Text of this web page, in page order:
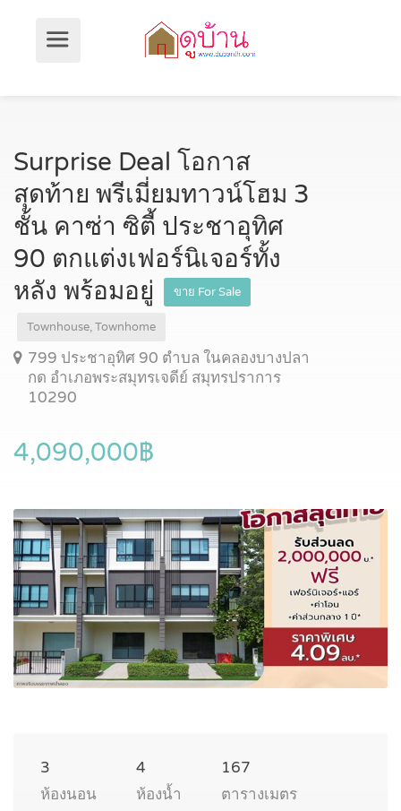
Surprise Deal โอกาส
สุดท้าย พรีเมี่ยมทาวน์โฮม 3
ชั้น คาซ่า ซิตี้ ประชาอุทิศ
90 ตกแต่งเฟอร์นิเจอร์ทั้ง
หลัง พร้อมอยู่
ขาย For Sale
Townhouse, Townhome
799 ประชาอุทิศ 90 ตำบล ในคลองบางปลา
กด อำเภอพระสมุทรเจดีย์ สมุทรปราการ
10290
4,090,000฿
3
ห้องนอน
4
ห้องน้ำ
167
ตารางเมตร